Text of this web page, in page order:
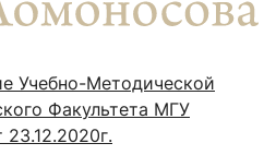
Учебно-Методической
Факультета МГУ